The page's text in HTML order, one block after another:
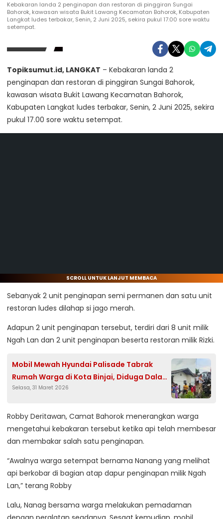
Kebakaran landa 2 penginapan dan restoran di pinggiran Sungai
Bahorok, kawasan wisata Bukit Lawang Kecamatan Bahorok, Kabupaten
Langkat ludes terbakar, Senin, 2 Juni 2025, sekira pukul 17.00 sore waktu
setempat.
Topiksumut.id, LANGKAT – Kebakaran landa 2
penginapan dan restoran di pinggiran Sungai Bahorok,
kawasan wisata Bukit Lawang Kecamatan Bahorok,
Kabupaten Langkat ludes terbakar, Senin, 2 Juni 2025, sekira
pukul 17.00 sore waktu setempat.
SCROLL UNTUK LANJUT MEMBACA
Sebanyak 2 unit penginapan semi permanen dan satu unit
restoran ludes dilahap si jago merah.
Adapun 2 unit penginapan tersebut, terdiri dari 8 unit milik
Ngah Lan dan 2 unit penginapan beserta restoran milik Rizki.
Mobil Mewah Hyundai Palisade Tabrak
Rumah Warga di Kota Binjai, Diduga Dalam
Kecepatan Tinggi
Selasa, 31 Maret 2026
Robby Deritawan, Camat Bahorok menerangkan warga
mengetahui kebakaran tersebut ketika api telah membesar
dan membakar salah satu penginapan.
“Awalnya warga setempat bernama Nanang yang melihat
api berkobar di bagian atap dapur penginapan milik Ngah
Lan,” terang Robby
Lalu, Nanag bersama warga melakukan pemadaman